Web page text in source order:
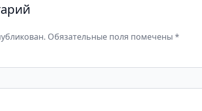
Обязательные поля помечены *